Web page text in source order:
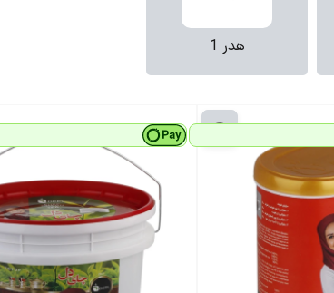
هدر 1